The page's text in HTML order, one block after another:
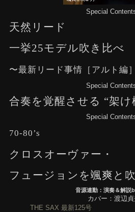
Special
天然リード
一挙25モデル吹き比べ
〜最新リード事情［アルト編
Special
合奏を覚醒させる “架け
Special
70-80’s
クロスオーヴァー・
フュージョンを颯爽と
音源連動：演奏＆解説
カバー：渡辺貞
THE SAX 最新125号